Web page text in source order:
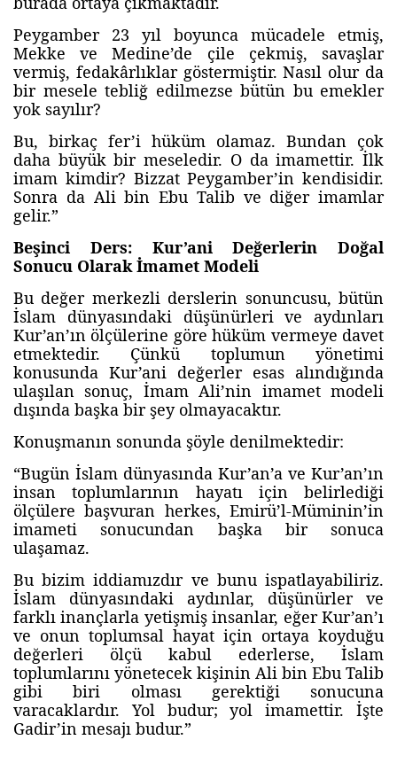
Peygamber 23 yıl boyunca mücadele etmiş,
Mekke ve Medine’de çile çekmiş, savaşlar
vermiş, fedakârlıklar göstermiştir. Nasıl olur da
bir mesele tebliğ edilmezse bütün bu emekler
yok sayılır?
Bu, birkaç fer’i hüküm olamaz. Bundan çok
daha büyük bir meseledir. O da imamettir. İlk
imam kimdir? Bizzat Peygamber’in kendisidir.
Sonra da Ali bin Ebu Talib ve diğer imamlar
gelir.”
Beşinci Ders: Kur’ani Değerlerin Doğal
Sonucu Olarak İmamet Modeli
Bu değer merkezli derslerin sonuncusu, bütün
İslam dünyasındaki düşünürleri ve aydınları
Kur’an’ın ölçülerine göre hüküm vermeye davet
etmektedir. Çünkü toplumun yönetimi
konusunda Kur’ani değerler esas alındığında
ulaşılan sonuç, İmam Ali’nin imamet modeli
dışında başka bir şey olmayacaktır.
Konuşmanın sonunda şöyle denilmektedir:
“Bugün İslam dünyasında Kur’an’a ve Kur’an’ın
insan toplumlarının hayatı için belirlediği
ölçülere başvuran herkes, Emirü’l-Müminin’in
imameti sonucundan başka bir sonuca
ulaşamaz.
Bu bizim iddiamızdır ve bunu ispatlayabiliriz.
İslam dünyasındaki aydınlar, düşünürler ve
farklı inançlarla yetişmiş insanlar, eğer Kur’an’ı
ve onun toplumsal hayat için ortaya koyduğu
değerleri ölçü kabul ederlerse, İslam
toplumlarını yönetecek kişinin Ali bin Ebu Talib
gibi biri olması gerektiği sonucuna
varacaklardır. Yol budur; yol imamettir. İşte
Gadir’in mesajı budur.”